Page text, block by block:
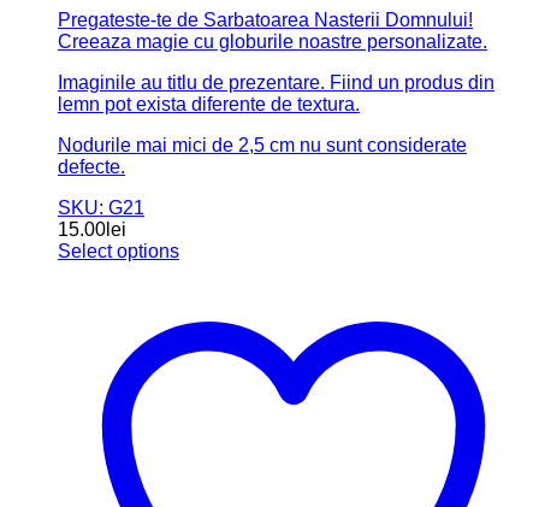
Pregateste-te de Sarbatoarea Nasterii Domnului!
Creeaza magie cu globurile noastre personalizate.
Imaginile au titlu de prezentare. Fiind un produs din
lemn pot exista diferente de textura.
Nodurile mai mici de 2,5 cm nu sunt considerate
defecte.
SKU: G21
15.00 lei
Select options